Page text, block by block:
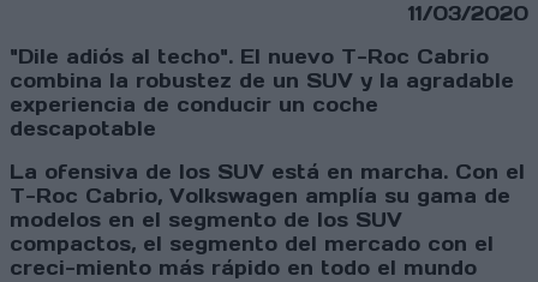
11/03/2020
"Dile adiós al techo". El nuevo T-Roc Cabrio
combina la robustez de un SUV y la agradable
experiencia de conducir un coche
descapotable
La ofensiva de los SUV está en marcha. Con el
T-Roc Cabrio, Volkswagen amplía su gama de
modelos en el segmento de los SUV
compactos, el segmento del mercado con el
creci-miento más rápido en todo el mundo